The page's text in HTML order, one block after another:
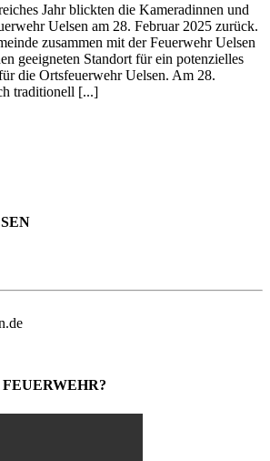
Jahr blickten die Kameradinnen und
Uelsen am 28. Februar 2025 zurück.
zusammen mit der Feuerwehr Uelsen
geeigneten Standort für ein potenzielles
die Ortsfeuerwehr Uelsen. Am 28.
traditionell [...]